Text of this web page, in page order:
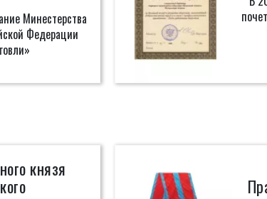
Минестерства
Федерации
князя